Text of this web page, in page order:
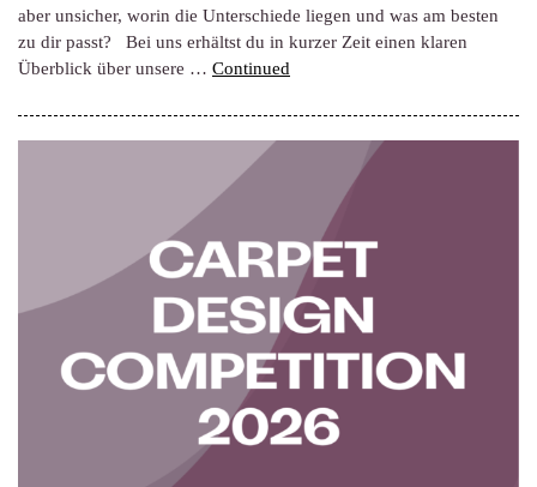
aber unsicher, worin die Unterschiede liegen und was am besten
zu dir passt? Bei uns erhältst du in kurzer Zeit einen klaren
Überblick über unsere … Continued